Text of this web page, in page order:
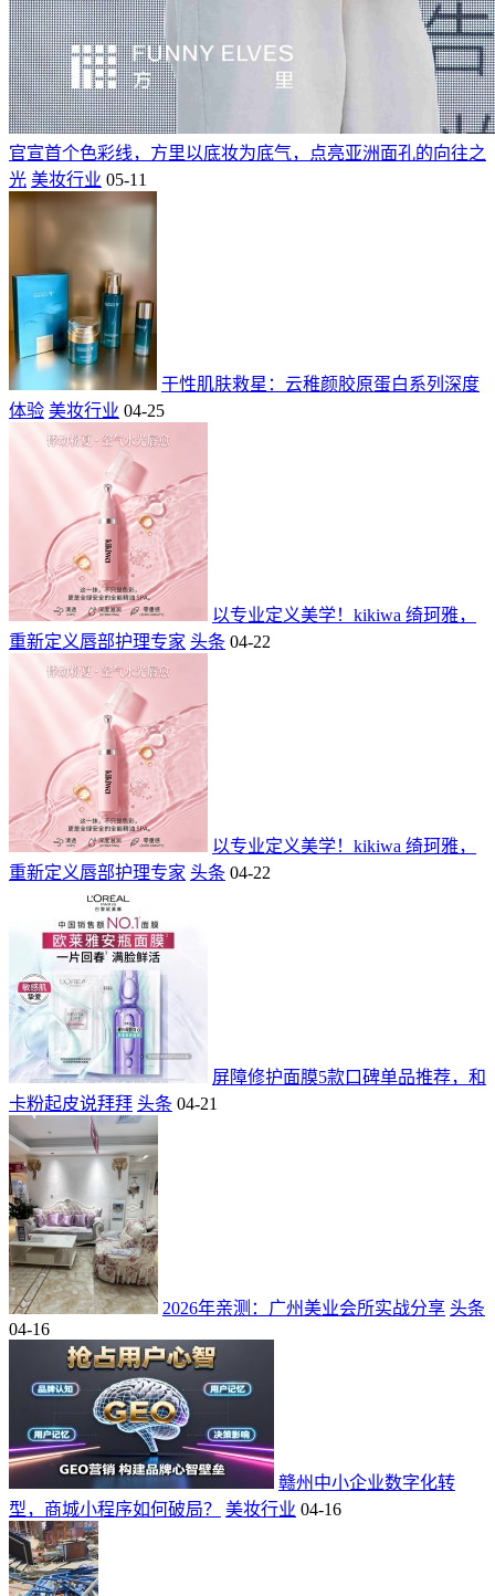
官宣首个色彩线，方里以底妆为底气，点亮亚洲面孔的向往之
光 美妆行业 05-11
干性肌肤救星：云稚颜胶原蛋白系列深度
体验 美妆行业 04-25
以专业定义美学！kikiwa 绮珂雅，
重新定义唇部护理专家 头条 04-22
以专业定义美学！kikiwa 绮珂雅，
重新定义唇部护理专家 头条 04-22
屏障修护面膜5款口碑单品推荐，和
卡粉起皮说拜拜 头条 04-21
2026年亲测：广州美业会所实战分享 头条
04-16
赣州中小企业数字化转
型，商城小程序如何破局？
美妆行业 04-16